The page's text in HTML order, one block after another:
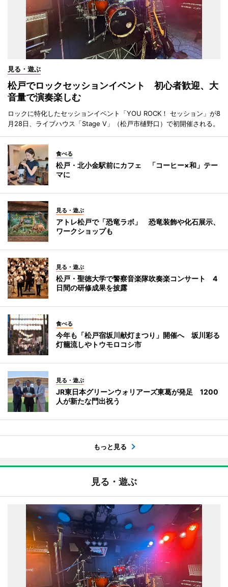
見る・遊ぶ
松戸でロックセッションイベント 初心者歓迎、大
音量で演奏楽しむ
ロックに特化したセッションイベント「YOU ROCK！ セッション」が8
月28日、ライブハウス「Stage V」（松戸市樋野口）で初開催される。
食べる
松戸・北小金駅前にカフェ 「コーヒー×和」テー
マに
見る・遊ぶ
アトレ松戸で「恐竜ラボ」 恐竜装飾や化石展示、
ワークショップも
見る・遊ぶ
松戸・聖徳大学で警察音楽隊吹奏楽コンサート 4
日間の研修成果を披露
食べる
今年も「松戸宿坂川献灯まつり」開催へ 坂川彩る
灯籠流しやトウモロコシ市
見る・遊ぶ
JR東日本グリーンウォリアーズ東葛が発足 1200
人が新たな門出祝う
もっと見る
見る・遊ぶ